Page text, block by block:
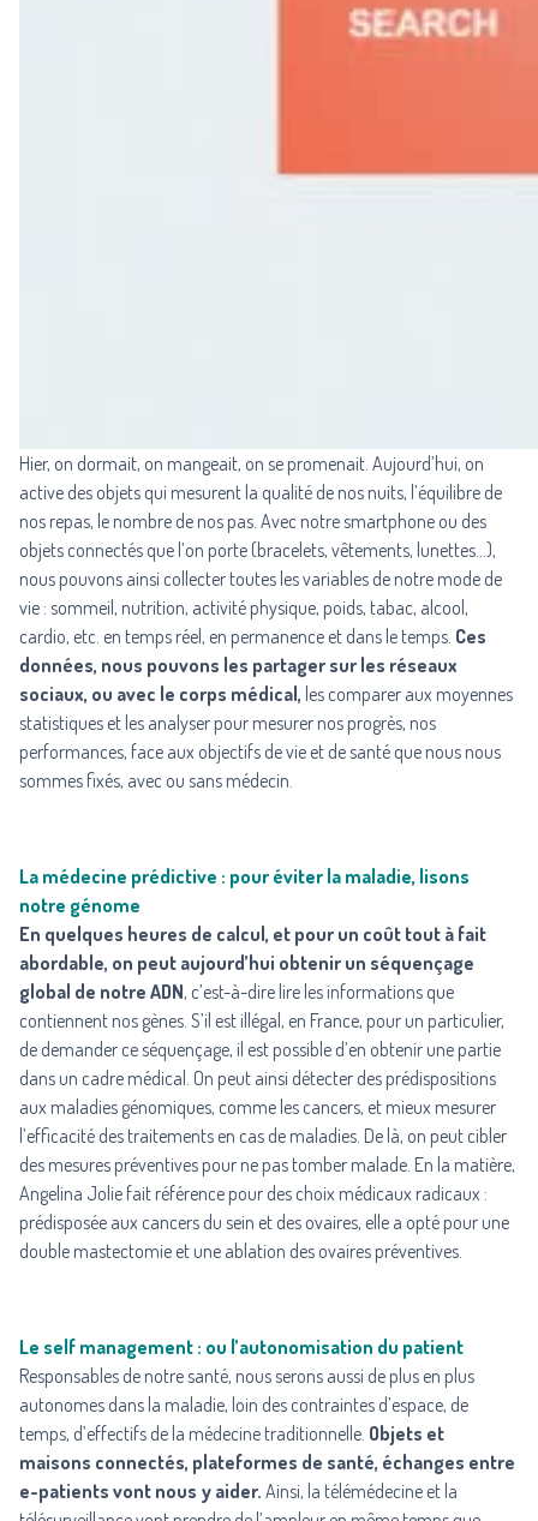
Hier, on dormait, on mangeait, on se promenait. Aujourd’hui, on
active des objets qui mesurent la qualité de nos nuits, l’équilibre de
nos repas, le nombre de nos pas. Avec notre smartphone ou des
objets connectés que l’on porte (bracelets, vêtements, lunettes…),
nous pouvons ainsi collecter toutes les variables de notre mode de
vie : sommeil, nutrition, activité physique, poids, tabac, alcool,
cardio, etc. en temps réel, en permanence et dans le temps. Ces
données, nous pouvons les partager sur les réseaux
sociaux, ou avec le corps médical, les comparer aux moyennes
statistiques et les analyser pour mesurer nos progrès, nos
performances, face aux objectifs de vie et de santé que nous nous
sommes fixés, avec ou sans médecin.
La médecine prédictive : pour éviter la maladie, lisons
notre génome
En quelques heures de calcul, et pour un coût tout à fait
abordable, on peut aujourd’hui obtenir un séquençage
global de notre ADN, c’est-à-dire lire les informations que
contiennent nos gènes. S’il est illégal, en France, pour un particulier,
de demander ce séquençage, il est possible d’en obtenir une partie
dans un cadre médical. On peut ainsi détecter des prédispositions
aux maladies génomiques, comme les cancers, et mieux mesurer
l’efficacité des traitements en cas de maladies. De là, on peut cibler
des mesures préventives pour ne pas tomber malade. En la matière,
Angelina Jolie fait référence pour des choix médicaux radicaux :
prédisposée aux cancers du sein et des ovaires, elle a opté pour une
double mastectomie et une ablation des ovaires préventives.
Le self management : ou l’autonomisation du patient
Responsables de notre santé, nous serons aussi de plus en plus
autonomes dans la maladie, loin des contraintes d’espace, de
temps, d’effectifs de la médecine traditionnelle. Objets et
maisons connectés, plateformes de santé, échanges entre
e-patients vont nous y aider. Ainsi, la télémédecine et la